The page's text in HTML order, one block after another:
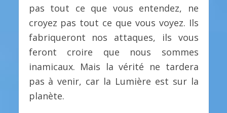
pas tout ce que vous entendez, ne
croyez pas tout ce que vous voyez. Ils
fabriqueront nos attaques, ils vous
feront croire que nous sommes
inamicaux. Mais la vérité ne tardera
pas à venir, car la Lumière est sur la
planète.